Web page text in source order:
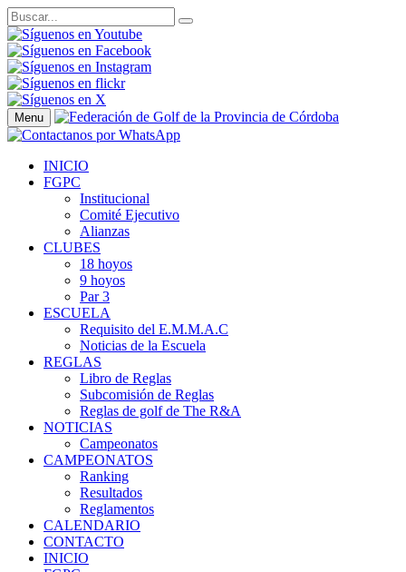
Menu
INICIO
FGPC
Institucional
Comité Ejecutivo
Alianzas
CLUBES
18 hoyos
9 hoyos
Par 3
ESCUELA
Requisito del E.M.M.A.C
Noticias de la Escuela
REGLAS
Libro de Reglas
Subcomisión de Reglas
Reglas de golf de The R&A
NOTICIAS
Campeonatos
CAMPEONATOS
Ranking
Resultados
Reglamentos
CALENDARIO
CONTACTO
INICIO